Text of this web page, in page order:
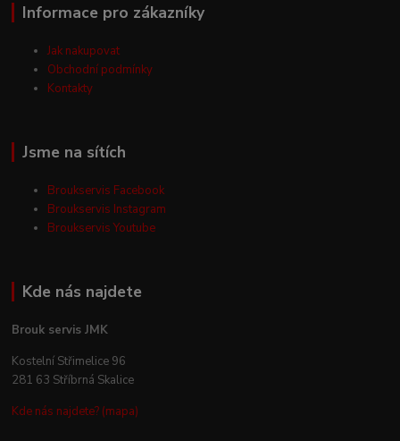
Informace pro zákazníky
Jak nakupovat
Obchodní podmínky
Kontakty
Jsme na sítích
Broukservis Facebook
Broukservis Instagram
Broukservis Youtube
Kde nás najdete
Brouk servis JMK
Kostelní Střimelice 96
281 63 Stříbrná Skalice
Kde nás najdete? (mapa)